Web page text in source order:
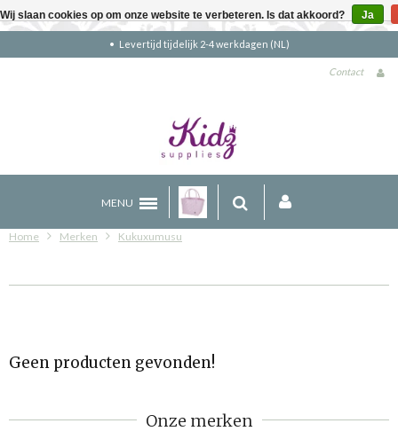
Levertijd tijdelijk 2-4 werkdagen (NL)
Contact
MENU
Home Merken Kukuxumusu
Geen producten gevonden!
Onze merken
Wij slaan cookies op om onze website te verbeteren. Is dat akkoord? Ja